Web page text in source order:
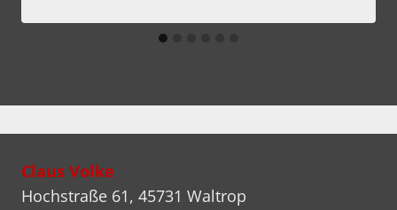
Claus Volke
Hochstraße 61, 45731 Waltrop